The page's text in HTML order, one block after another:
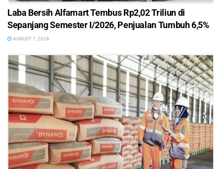
Laba Bersih Alfamart Tembus Rp2,02 Triliun di
Sepanjang Semester I/2026, Penjualan Tumbuh 6,5%
AUGUST 7, 2026